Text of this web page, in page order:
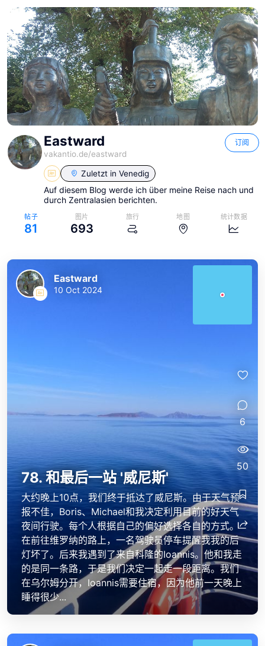
Eastward
vakantio.de/eastward
订阅
Zuletzt in Venedig
Auf diesem Blog werde ich über meine Reise nach und
durch Zentralasien berichten.
帖子
81
图片
693
旅行 地图 统计数据
78. 和最后一站 '威尼斯'
大约晚上10点，我们终于抵达了威尼斯。由于天气预
报不佳，Boris、Michael和我决定利用目前的好天气
夜间行驶。每个人根据自己的偏好选择各自的方式。
在前往维罗纳的路上，一名驾驶员停车提醒我我的后
灯坏了。后来我遇到了来自科隆的Ioannis。他和我走
的是同一条路，于是我们决定一起走一段距离。我们
在乌尔姆分开，Ioannis需要住宿，因为他前一天晚上
睡得很少...
Eastward
10 Oct 2024
6
50